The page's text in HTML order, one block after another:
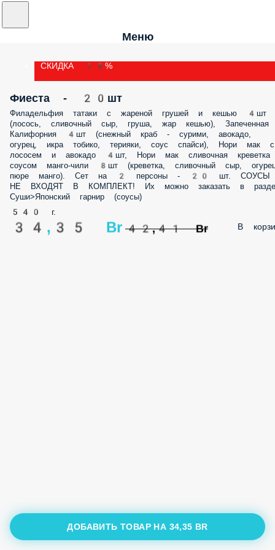
Меню
СКИДКА 19%
Фиеста - 20шт
Филадельфия татаки с жареной грушей и кешью 4шт
(лосось, сливочный сыр, груша, жар кешью), Запеченная
Калифорния 4шт (снежный краб - сурими, авокадо,
огурец, икра тобико, терияки, соус спайси), Нори мак с
лососем и авокадо 4шт, Нори мак сливочная
соусом манго-чили 8шт (креветка, сливочный сыр,
пюре манго). Сет на 2 персоны - 20 шт. СОУСЫ
НЕ ВХОДЯТ В КОМПЛЕКТ! Их можно заказать в
Суши>Японский гарнир (соусы)
540 г.
34,35 Br 42,41 Br В
ДОБАВИТЬ ТОВАР НА 34,35 BR